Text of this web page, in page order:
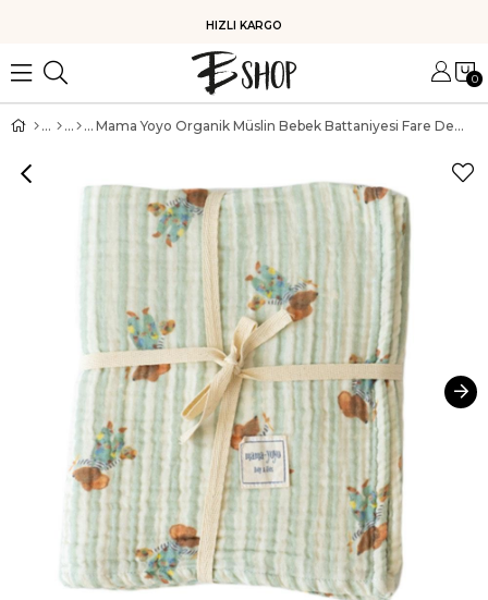
HIZLI KARGO
0
Mama Yoyo Organik Müslin Bebek Battaniyesi Fare Desenli